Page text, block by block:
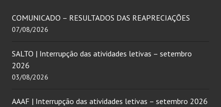
COMUNICADO – RESULTADOS DAS REAPRECIAÇÕES
07/08/2026
SALTO | Interrupção das atividades letivas – setembro
2026
03/08/2026
AAAF | Interrupção das atividades letivas – setembro 2026